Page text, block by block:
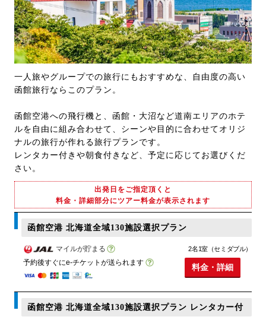
一人旅やグループでの旅行にもおすすめな、自由度の高い
函館旅行ならこのプラン。
函館空港への飛行機と、函館・大沼など道南エリアのホテ
ルを自由に組み合わせて、シーンや目的に合わせてオリジ
ナルの旅行が作れる旅行プランです。
レンタカー付きや朝食付きなど、予定に応じてお選びくだ
さい。
出発日をご指定頂くと
料金・詳細部分にツアー料金が表示されます
函館空港 北海道全域130施設選択プラン
マイルが貯まる
予約後すぐにe-チケットが送られます
2名1室（セミダブル）
料金・詳細
函館空港 北海道全域130施設選択プラン レンタカー付